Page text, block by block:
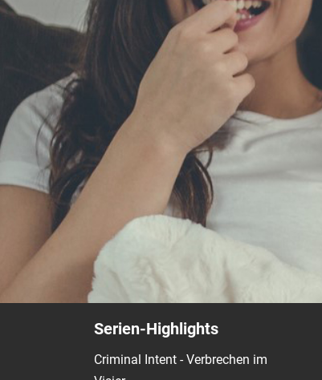
Serien-Highlights
Criminal Intent - Verbrechen im